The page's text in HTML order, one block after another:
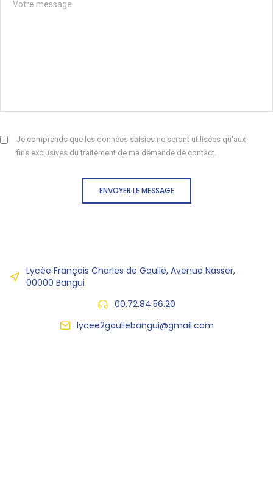
Je comprends que les données saisies ne seront utilisées qu'aux
fins exclusives du traitement de ma demande de contact.
ENVOYER LE MESSAGE
Lycée Français Charles de Gaulle, Avenue Nasser,
00000 Bangui
00.72.84.56.20
lycee2gaullebangui@gmail.com